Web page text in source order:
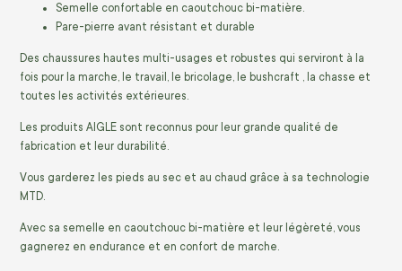
Semelle confortable en caoutchouc bi-matière.
Pare-pierre avant résistant et durable
Des chaussures hautes multi-usages et robustes qui serviront à la
fois pour la marche, le travail, le bricolage, le bushcraft , la chasse et
toutes les activités extérieures.
Les produits AIGLE sont reconnus pour leur grande qualité de
fabrication et leur durabilité.
Vous garderez les pieds au sec et au chaud grâce à sa technologie
MTD.
Avec sa semelle en caoutchouc bi-matière et leur légèreté, vous
gagnerez en endurance et en confort de marche.